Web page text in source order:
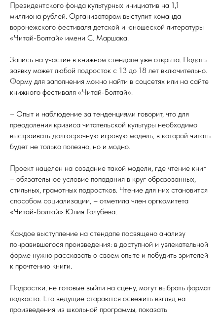
Президентского фонда культурных инициатив на 1,1
миллиона рублей. Организатором выступит команда
воронежского фестиваля детской и юношеской литературы
«Читай-Болтай» имени С. Маршака.
Запись на участие в книжном стендапе уже открыта. Подать
заявку может любой подросток с 13 до 18 лет включительно.
Форму для заполнения можно найти в соцсетях или на сайте
книжного фестиваля «Читай-Болтай».
– Опыт и наблюдение за тенденциями говорит, что для
преодоления кризиса читательской культуры необходимо
выстраивать долгосрочную игровую модель, в которой читать
будет не только полезно, но и модно.
Проект нацелен на создание такой модели, где чтение книг
– обязательное условие попадания в круг образованных,
стильных, грамотных подростков. Чтение для них становится
способом социализации, – отметила член оргкомитета
«Читай-Болтай» Юлия Голубева.
Каждое выступление на стендапе посвящено анализу
понравившегося произведения: в доступной и увлекательной
форме нужно рассказать о своем опыте и побудить зрителей
к прочтению книги.
Подростки, не готовые выйти на сцену, могут выбрать формат
подкаста. Его ведущие стараются освежить взгляд на
произведения из школьной программы, показать